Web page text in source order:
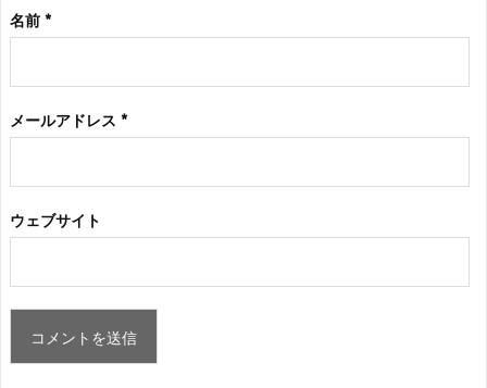
名前 *
メールアドレス *
ウェブサイト